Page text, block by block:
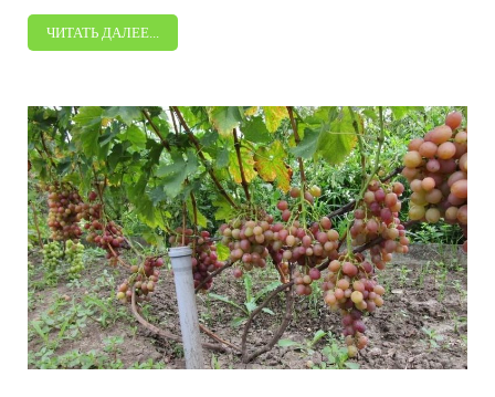
ЧИТАТЬ ДАЛЕЕ...